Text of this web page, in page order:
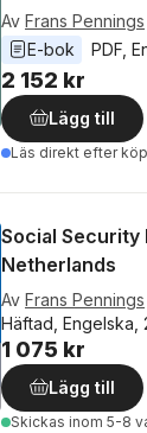
Av Frans Pennings
E-bok
PDF
2 152 kr
Lägg till
Läs direkt efter köp
Social Security
Netherlands
Av Frans Pennings
Häftad, Engelska,
1 075 kr
Lägg till
Skickas inom 5-8